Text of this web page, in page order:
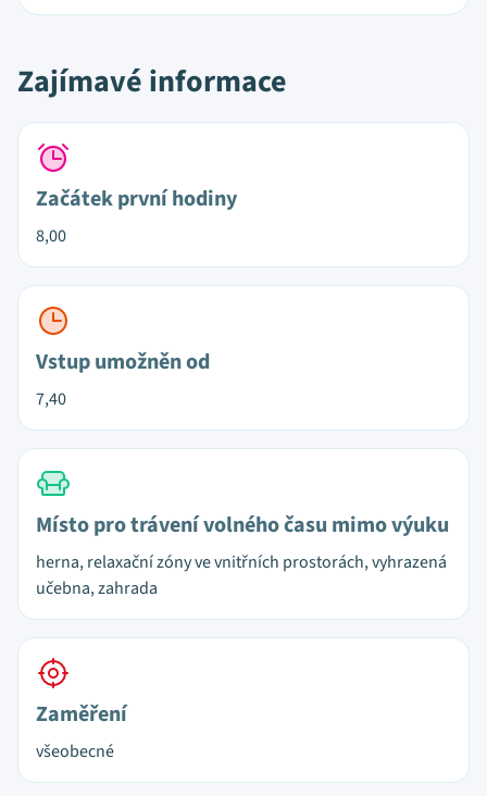
Zajímavé informace
Začátek první hodiny
8,00
Vstup umožněn od
7,40
Místo pro trávení volného času mimo výuku
herna, relaxační zóny ve vnitřních prostorách, vyhrazená
učebna, zahrada
Zaměření
všeobecné